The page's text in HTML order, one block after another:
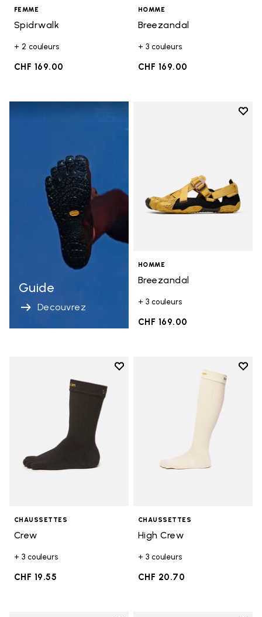
FEMME
Spidrwalk
+ 2 couleurs
CHF 169.00
HOMME
Breezandal
+ 3 couleurs
CHF 169.00
Guide
Decouvrez
Add
HOMME
Breezandal
+ 3 couleurs
CHF 169.00
Add to wishlist
Add to wishlist Crew
CHAUSSETTES
Crew
+ 3 couleurs
CHF 19.55
Add
CHAUSSETTES
High Crew
+ 3 couleurs
CHF 20.70